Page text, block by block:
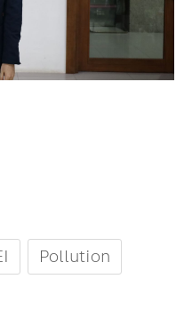
Pollution